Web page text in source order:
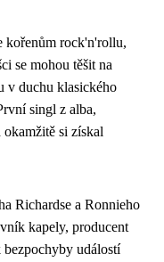
kořenům rock'n'rollu,
se mohou těšit na
v duchu klasického
singl z alba,
si získal
Richardse a Ronnieho
kapely, producent
událostí